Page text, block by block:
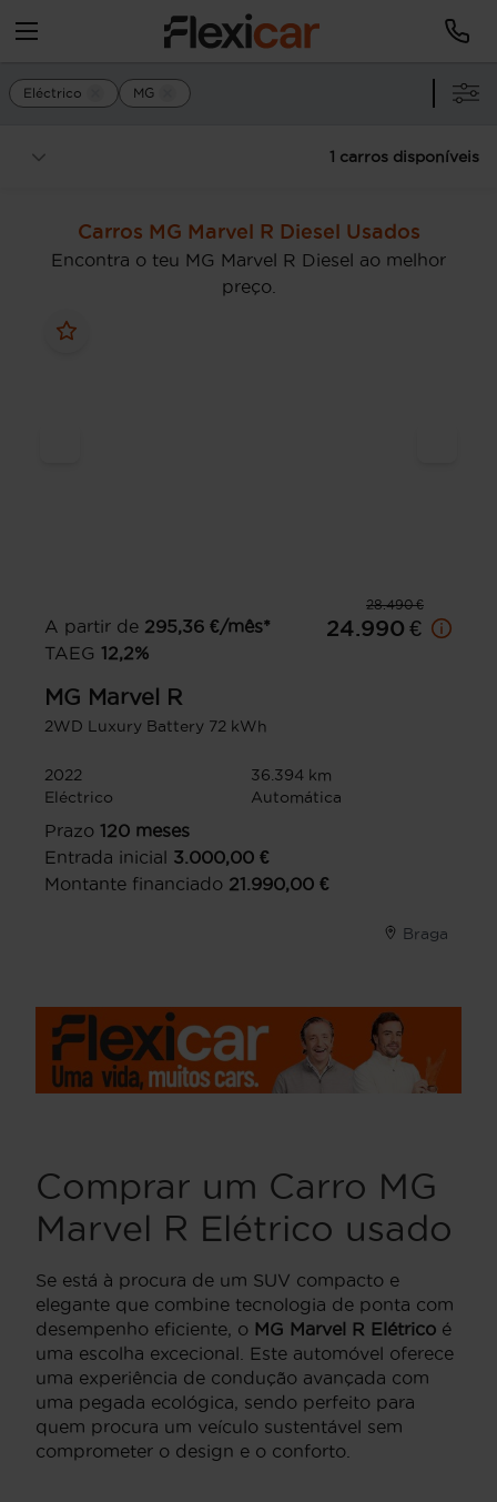
Eléctrico MG
1 carros disponíveis
Carros MG Marvel R Diesel Usados
Encontra o teu MG Marvel R Diesel ao melhor
preço.
28.490 €
A partir de 295,36 €/mês*
TAEG 12,2%
24.990 €
MG Marvel R
2WD Luxury Battery 72 kWh
2022
36.394 km
Eléctrico
Automática
Prazo 120 meses
Entrada inicial 3.000,00 €
Montante financiado 21.990,00 €
Braga
Comprar um Carro MG
Marvel R Elétrico usado
Se está à procura de um SUV compacto e
elegante que combine tecnologia de ponta com
desempenho eficiente, o MG Marvel R Elétrico é
uma escolha excecional. Este automóvel oferece
uma experiência de condução avançada com
uma pegada ecológica, sendo perfeito para
quem procura um veículo sustentável sem
comprometer o design e o conforto.